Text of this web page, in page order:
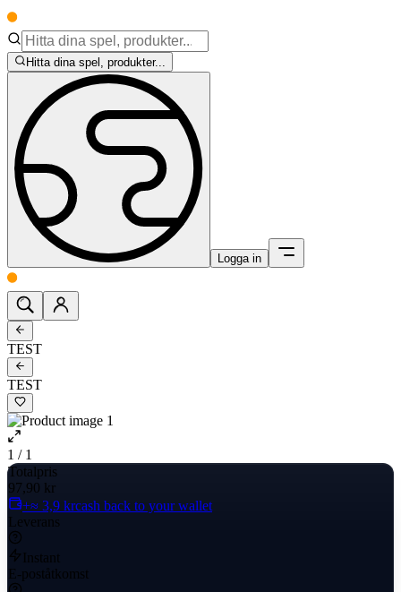
Hitta dina spel, produkter...
Logga in
TEST
TEST
1 / 1
Totalpris
97,90 kr
+≈ 3,9 krcash back to your wallet
Leverans
Instant
E-poståtkomst